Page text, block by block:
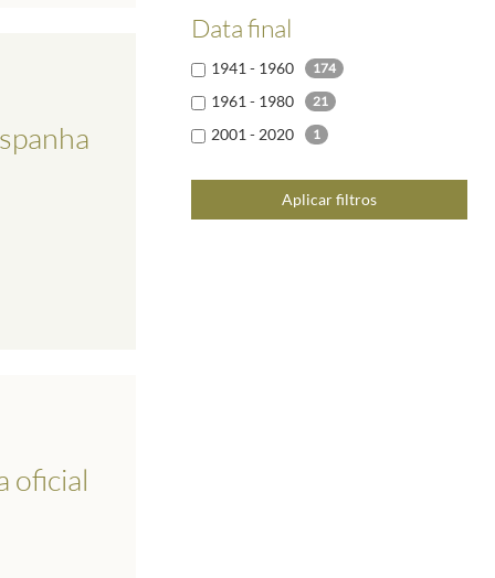
Data final
1941 - 1960 174
1961 - 1980 21
2001 - 2020 1
Aplicar filtros
oficial